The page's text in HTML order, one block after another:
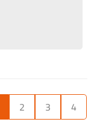
2 3 4